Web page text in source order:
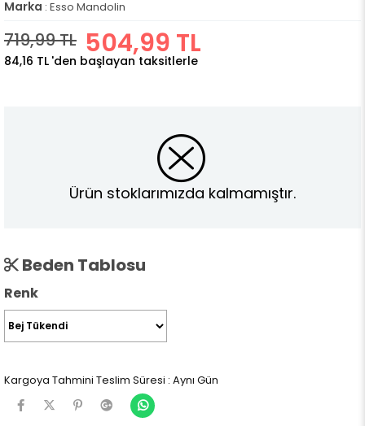
Marka : Esso Mandolin
719,99 TL 504,99 TL
84,16 TL 'den başlayan taksitlerle
Ürün stoklarımızda kalmamıştır.
Beden Tablosu
Renk
Kargoya Tahmini Teslim Süresi : Aynı Gün